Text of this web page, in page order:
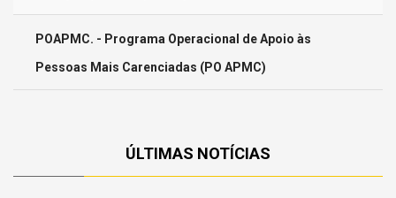
POAPMC. - Programa Operacional de Apoio às
Pessoas Mais Carenciadas (PO APMC)
ÚLTIMAS NOTÍCIAS